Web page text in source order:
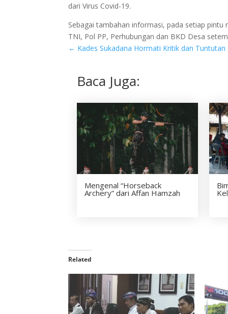
dari Virus Covid-19.
Sebagai tambahan informasi, pada setiap
TNI, Pol PP, Perhubungan dan BKD Desa
← Kades Sukadana Hormati Kritik dan
Baca Juga:
Mengenal “Horseback
Archery” dari Affan Hamzah
Related